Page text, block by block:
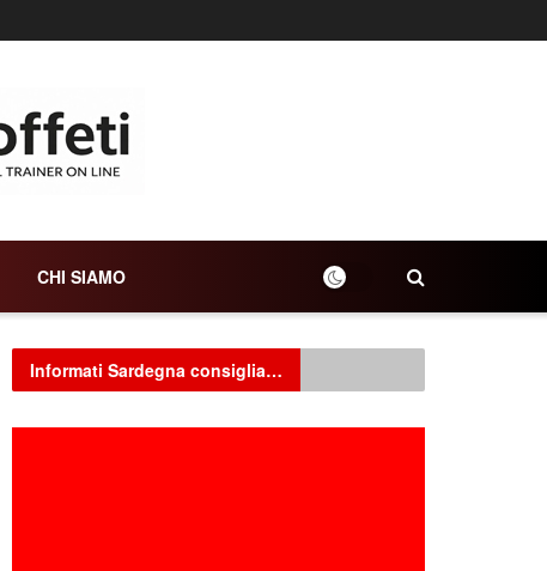
CHI SIAMO
Informati Sardegna consiglia…